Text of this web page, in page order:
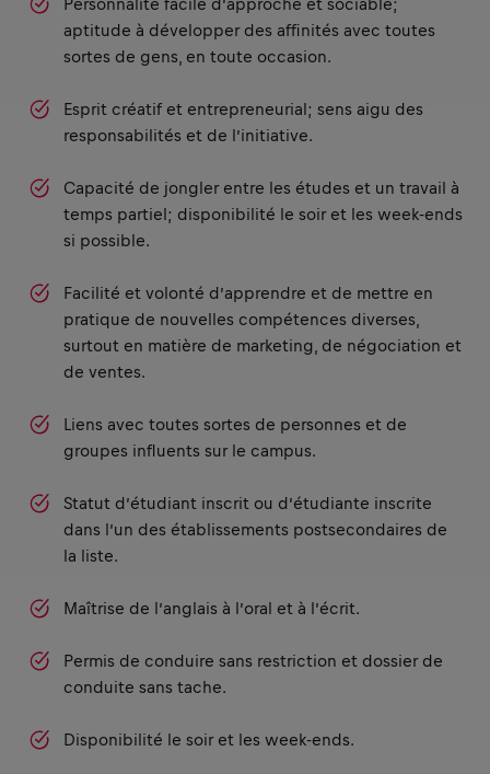
Personnalité facile d’approche et sociable;
aptitude à développer des affinités avec toutes
sortes de gens, en toute occasion.
Esprit créatif et entrepreneurial; sens aigu des
responsabilités et de l’initiative.
Capacité de jongler entre les études et un travail à
temps partiel; disponibilité le soir et les week-ends
si possible.
Facilité et volonté d’apprendre et de mettre en
pratique de nouvelles compétences diverses,
surtout en matière de marketing, de négociation et
de ventes.
Liens avec toutes sortes de personnes et de
groupes influents sur le campus.
Statut d’étudiant inscrit ou d’étudiante inscrite
dans l’un des établissements postsecondaires de
la liste.
Maîtrise de l’anglais à l’oral et à l’écrit.
Permis de conduire sans restriction et dossier de
conduite sans tache.
Disponibilité le soir et les week-ends.